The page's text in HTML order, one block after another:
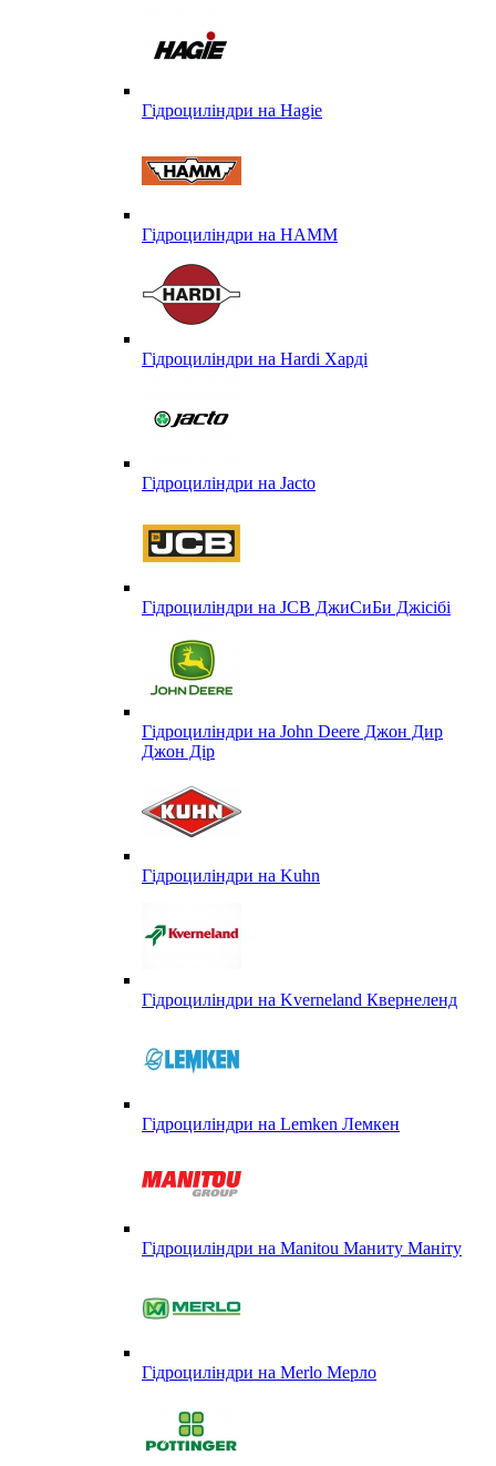
Гідроциліндри на Hagie
Гідроциліндри на HAMM
Гідроциліндри на Hardi Харді
Гідроциліндри на Jacto
Гідроциліндри на JCB ДжиСиБи Джісібі
Гідроциліндри на John Deere Джон Дир
Джон Дір
Гідроциліндри на Kuhn
Гідроциліндри на Kverneland Квернеленд
Гідроциліндри на Lemken Лемкен
Гідроциліндри на Manitou Маниту Маніту
Гідроциліндри на Merlo Мерло